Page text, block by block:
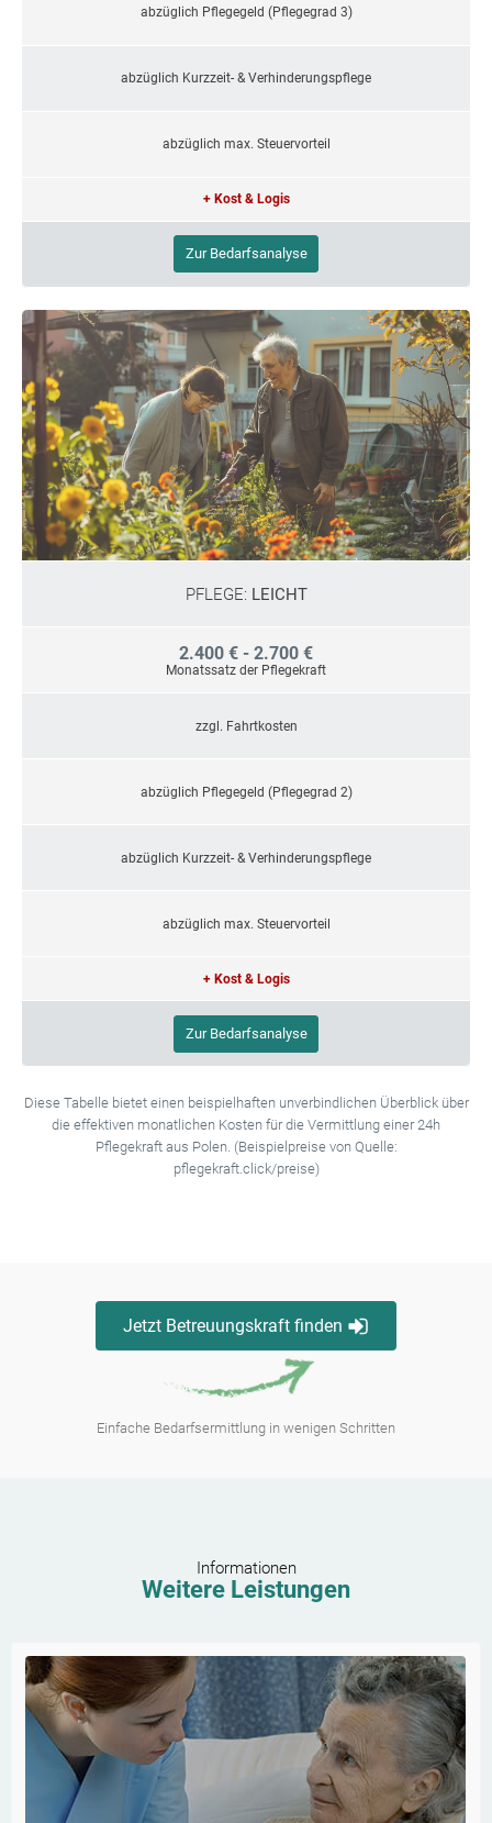
abzüglich Pflegegeld (Pflegegrad 3)
abzüglich Kurzzeit- & Verhinderungspflege
abzüglich max. Steuervorteil
+ Kost & Logis
Zur Bedarfsanalyse
PFLEGE: LEICHT
2.400 € - 2.700 €
Monatssatz der Pflegekraft
zzgl. Fahrtkosten
abzüglich Pflegegeld (Pflegegrad 2)
abzüglich Kurzzeit- & Verhinderungspflege
abzüglich max. Steuervorteil
+ Kost & Logis
Zur Bedarfsanalyse
Diese Tabelle bietet einen beispielhaften unverbindlichen Überblick über
die effektiven monatlichen Kosten für die Vermittlung einer 24h
Pflegekraft aus Polen. (Beispielpreise von Quelle:
pflegekraft.click/preise)
Jetzt Betreuungskraft finden
Einfache Bedarfsermittlung in wenigen Schritten
Informationen
Weitere Leistungen